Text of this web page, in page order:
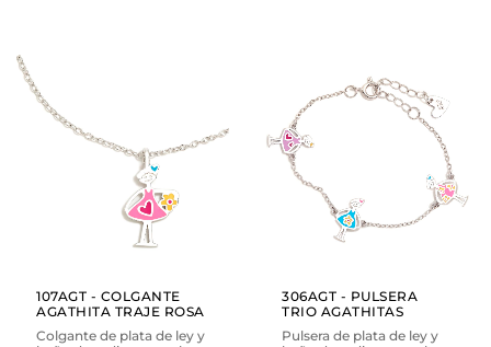
AÑADIR
107AGT - COLGANTE
AGATHITA TRAJE ROSA
Colgante de plata de ley y
306AGT - PULSERA
TRIO AGATHITAS
Pulsera de plata de ley y